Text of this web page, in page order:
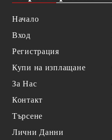
Начало
Вход
Регистрация
Купи на изплащане
За Нас
Контакт
Търсене
Лични Данни